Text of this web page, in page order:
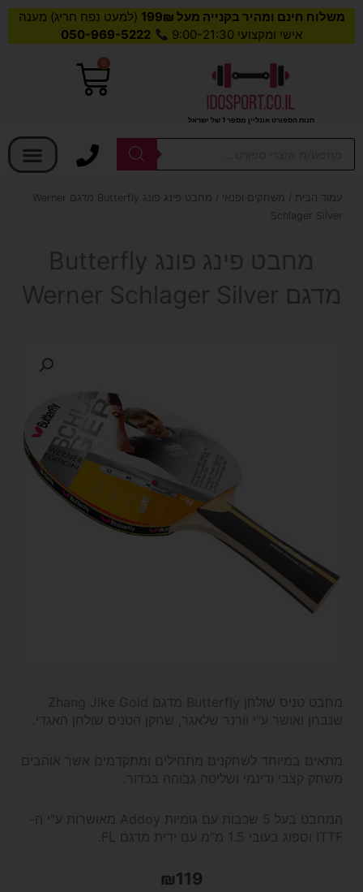
משלוח חינם ומהיר בקנייה מעל 199₪
(למעט נפח חריג) מענה
אישי ומקצועי 9:00-21:30
050-969-5222
חנות הספורט אונליין מספר 1 של ישראל
0
עגלת
Products
עמוד הבית / משחקים ופנאי
/ מחבט פינג פונג Butterfly מדגם Werner
Schlager Silver
מחבט פינג פונג Butterfly
מדגם Werner Schlager Silver
מחבט טניס שולחן Butterfly מדגם Zhang Jike Gold
שנבחן ואושר ע"י וורנר שלאגר, שחקן הטניס שולחן האגדי.
מתאים במיוחד לשחקנים מתחילים ומתקדמים אשר אוהבים
משחק קצבי ודינמי ושליטה גבוהה בכדור.
המחבט בעל 5 שכבות עם גומיות Addoy מאושרות ע"י ה-
ITTF ו
ספוג בעובי 1.5 מ"מ עם ידית מדגם FL.
₪119